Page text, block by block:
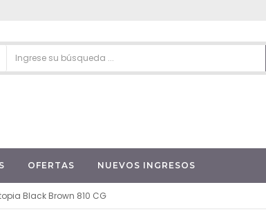
OFERTAS NUEVOS INGRESOS
Black Brown 810 CG